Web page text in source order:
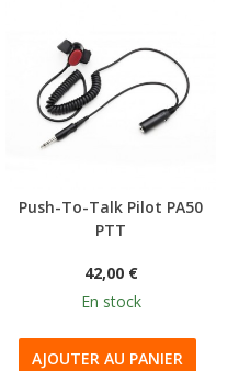
Push-To-Talk Pilot PA50
PTT
42,00 €
En stock
AJOUTER AU PANIER